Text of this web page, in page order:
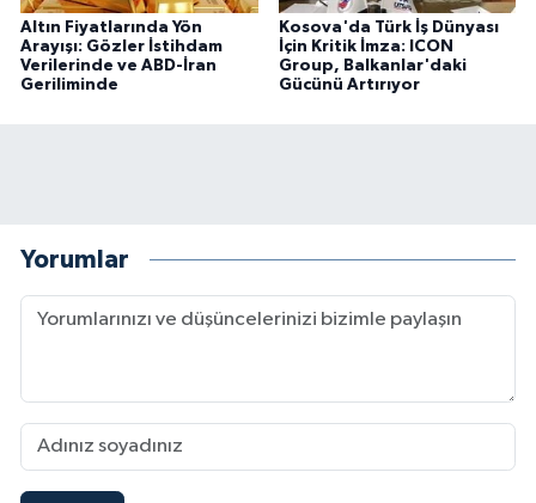
Altın Fiyatlarında Yön
Arayışı: Gözler İstihdam
Verilerinde ve ABD-İran
Geriliminde
Kosova'da Türk İş Dünyası
İçin Kritik İmza: ICON
Group, Balkanlar'daki
Gücünü Artırıyor
Yorumlar